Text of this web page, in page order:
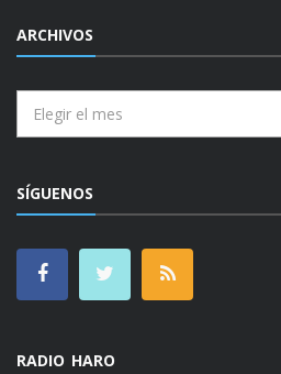
ARCHIVOS
SÍGUENOS
RADIO HARO